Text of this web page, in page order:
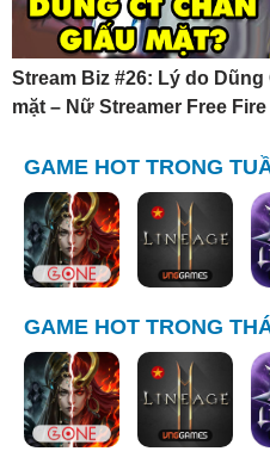
Stream Biz #26: Lý do
mặt – Nữ Streamer Free
GAME HOT TRONG
GAME HOT TRONG